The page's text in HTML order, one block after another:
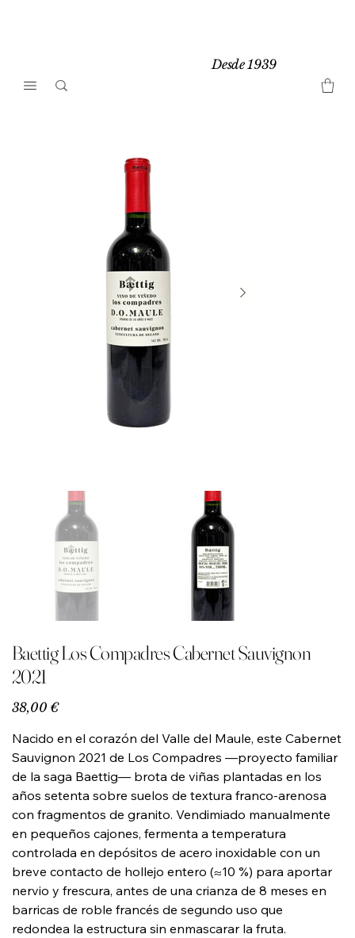
Desde 1939
Baettig Los Compadres Cabernet Sauvignon
2021
Precio
38,00 €
Nacido en el corazón del Valle del Maule, este Cabernet
Sauvignon 2021 de Los Compadres —proyecto familiar
de la saga Baettig— brota de viñas plantadas en los
años setenta sobre suelos de textura franco-arenosa
con fragmentos de granito. Vendimiado manualmente
en pequeños cajones, fermenta a temperatura
controlada en depósitos de acero inoxidable con un
breve contacto de hollejo entero (≈10 %) para aportar
nervio y frescura, antes de una crianza de 8 meses en
barricas de roble francés de segundo uso que
redondea la estructura sin enmascarar la fruta.